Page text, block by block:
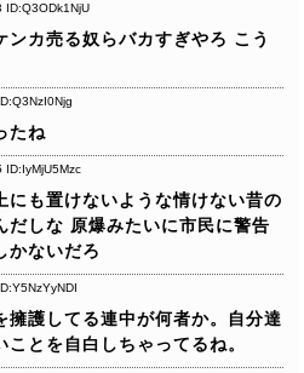
ID:Q3ODk1NjU
ンカ売る奴らバカすぎやろ こう
たね
ID:IyMjU5Mzc
にも置けないような情けない昔の
だしな 原爆みたいに市民に警告
かないだろ
擁護してる連中が何者か。自分達
とを自白しちゃってるね。